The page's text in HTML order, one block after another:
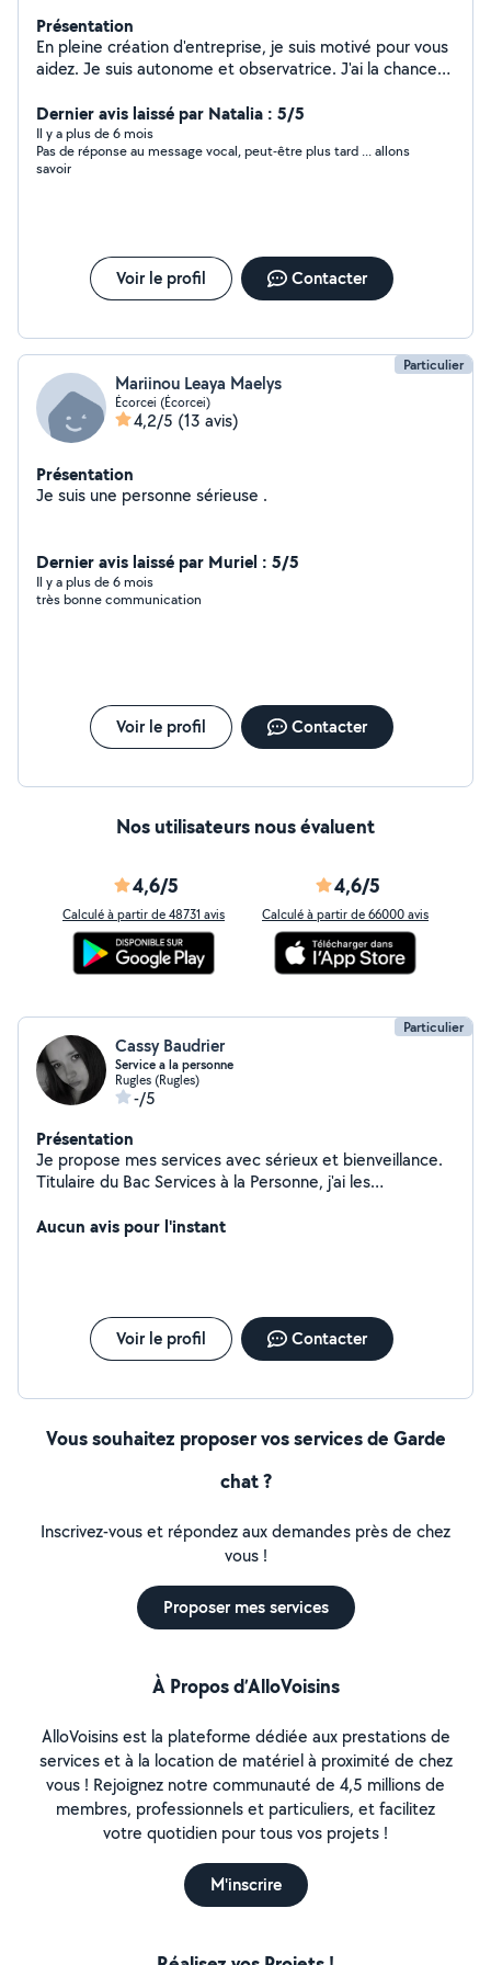
Présentation
En pleine création d'entreprise, je suis motivé pour vous
aidez. Je suis autonome et observatrice. J'ai la chance
recommandation !
Dernier avis laissé par Natalia : 5/5
Il y a plus de 6 mois
Pas de réponse au message vocal, peut-être plus tard ... allons
savoir
Voir le profil Contacter
Particulier
Mariinou Leaya Maelys
Écorcei (Écorcei)
4,2/5 (13 avis)
Présentation
Je suis une personne sérieuse .
Dernier avis laissé par Muriel : 5/5
Il y a plus de 6 mois
très bonne communication
Voir le profil Contacter
Nos utilisateurs nous évaluent
4,6/5
Calculé à partir de 48731 avis
4,6/5
Calculé à partir de 66000 avis
Particulier
Cassy Baudrier
Service a la personne
Rugles (Rugles)
-/5
Présentation
Je propose mes services avec sérieux et bienveillance.
Titulaire du Bac Services à la Personne, j'ai les
Garde d'animaux : chats au domicile des propriétaires et
- Ménage : entretien régulier ou ponctuel. - Serveuse
pour vos événements (anniversaires, repas, réceptions).
Sérieuse, organisée et à l'écoute, je m'adapte à vos
Aucun avis pour l'instant
Voir le profil Contacter
Vous souhaitez proposer vos services de Garde
chat ?
Inscrivez-vous et répondez aux demandes près de chez
vous !
Proposer mes services
À Propos d’AlloVoisins
AlloVoisins est la plateforme dédiée aux prestations de
services et à la location de matériel à proximité de chez
vous ! Rejoignez notre communauté de 4,5 millions de
membres, professionnels et particuliers, et facilitez
votre quotidien pour tous vos projets !
M'inscrire